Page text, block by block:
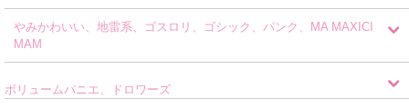
やみかわいい、地雷系、ゴスロリ、ゴシック、パンク、MA MAXICI
MAM
ボリュームパニエ、ドロワーズ